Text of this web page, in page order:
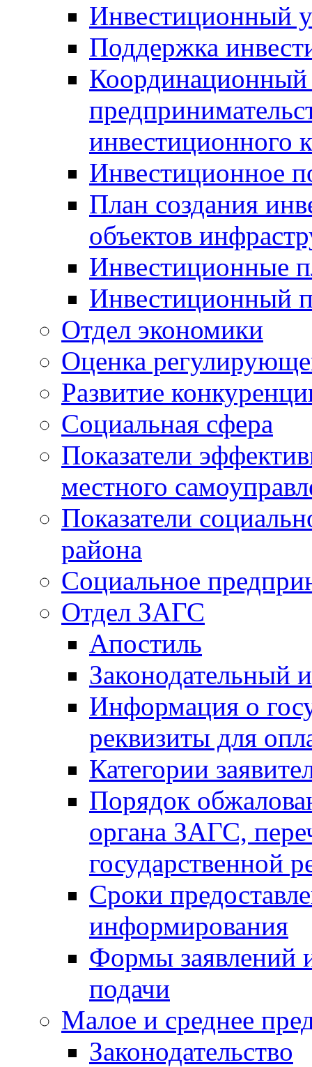
Инвестиционный
Поддержка
Координационный
инвестиционного
Инвестиционное
План создания
объектов
Инвестиционные
Инвестиционный
Отдел экономики
Оценка
Развитие
Социальная сфера
Показатели
местного
Показатели
района
Социальное
Отдел ЗАГС
Апостиль
Законодательный
Информация о
реквизиты для
Категории
Порядок
органа ЗАГС,
государственной
Сроки
информирования
Формы заявлений
подачи
Малое и среднее
Законодательство